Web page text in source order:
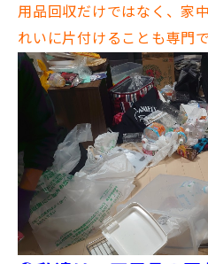
用品回収だけではなく、家
れいに片付けることも専門で